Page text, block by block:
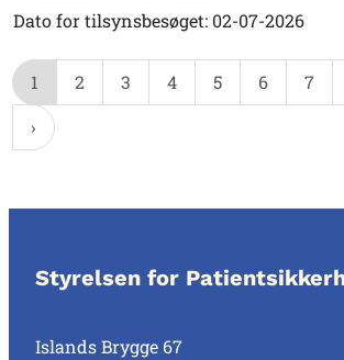
Dato for tilsynsbesøget: 02-07-2026
1 2 3 4 5 6 7
Styrelsen for
Islands Brygge 67